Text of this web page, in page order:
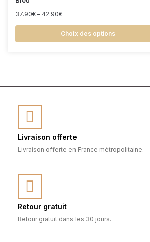
37.90€ – 42.90€
Choix des options
Livraison offerte
Livraison offerte en France métropolitaine.
Retour gratuit
Retour gratuit dans les 30 jours.